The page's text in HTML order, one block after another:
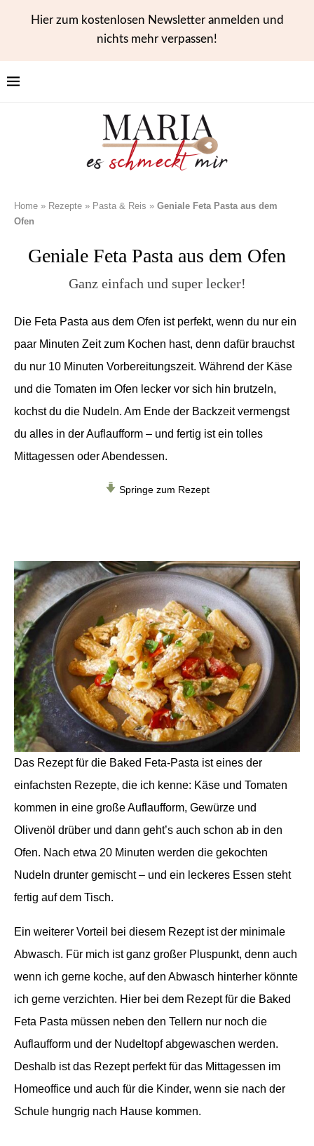
Hier zum kostenlosen Newsletter anmelden und
nichts mehr verpassen!
Home » Rezepte » Pasta & Reis » Geniale Feta Pasta aus dem
Ofen
Geniale Feta Pasta aus dem Ofen
Ganz einfach und super lecker!
Die Feta Pasta aus dem Ofen ist perfekt, wenn du nur ein
paar Minuten Zeit zum Kochen hast, denn dafür brauchst
du nur 10 Minuten Vorbereitungszeit. Während der Käse
und die Tomaten im Ofen lecker vor sich hin brutzeln,
kochst du die Nudeln. Am Ende der Backzeit vermengst
du alles in der Auflaufform – und fertig ist ein tolles
Mittagessen oder Abendessen.
Springe zum Rezept
Das Rezept für die Baked Feta-Pasta ist eines der
einfachsten Rezepte, die ich kenne: Käse und Tomaten
kommen in eine große Auflaufform, Gewürze und
Olivenöl drüber und dann geht’s auch schon ab in den
Ofen. Nach etwa 20 Minuten werden die gekochten
Nudeln drunter gemischt – und ein leckeres Essen steht
fertig auf dem Tisch.
Ein weiterer Vorteil bei diesem Rezept ist der minimale
Abwasch. Für mich ist ganz großer Pluspunkt, denn auch
wenn ich gerne koche, auf den Abwasch hinterher könnte
ich gerne verzichten. Hier bei dem Rezept für die Baked
Feta Pasta müssen neben den Tellern nur noch die
Auflaufform und der Nudeltopf abgewaschen werden.
Deshalb ist das Rezept perfekt für das Mittagessen im
Homeoffice und auch für die Kinder, wenn sie nach der
Schule hungrig nach Hause kommen.